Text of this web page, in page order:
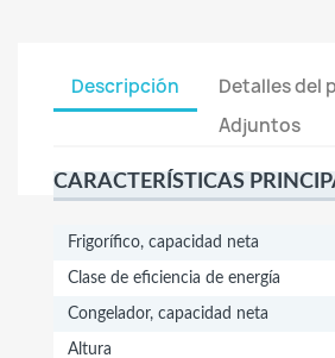
Descripción
Detalles del
Adjuntos
CARACTERÍSTICAS
Frigorífico, capacidad neta
Clase de eficiencia de energía
Congelador, capacidad neta
Altura